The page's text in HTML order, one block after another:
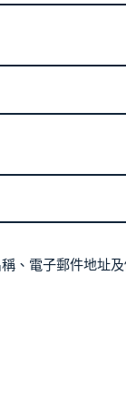
、電子郵件地址